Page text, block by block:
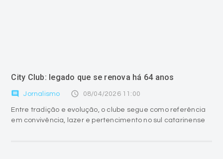
City Club: legado que se renova há 64 anos
comment Jornalismo access_time 08/04/2026 11:00
Entre tradição e evolução, o clube segue como referência
em convivência, lazer e pertencimento no sul catarinense